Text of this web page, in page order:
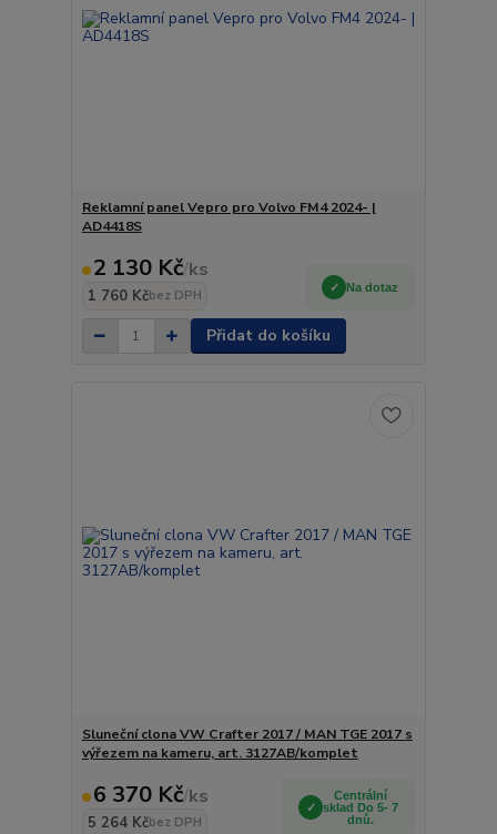
Reklamní panel Vepro pro Volvo FM4 2024- |
AD4418S
2 130 Kč/ks
1 760 Kčbez DPH
Na dotaz
Přidat do košíku
Sluneční clona VW Crafter 2017 / MAN TGE 2017 s
výřezem na kameru, art. 3127AB/komplet
6 370 Kč/ks
5 264 Kčbez DPH
Centrální
sklad Do 5- 7
dnů.